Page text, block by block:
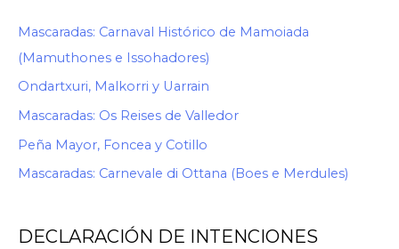
Mascaradas: Carnaval Histórico de Mamoiada
(Mamuthones e Issohadores)
Ondartxuri, Malkorri y Uarrain
Mascaradas: Os Reises de Valledor
Peña Mayor, Foncea y Cotillo
Mascaradas: Carnevale di Ottana (Boes e Merdules)
DECLARACIÓN DE INTENCIONES